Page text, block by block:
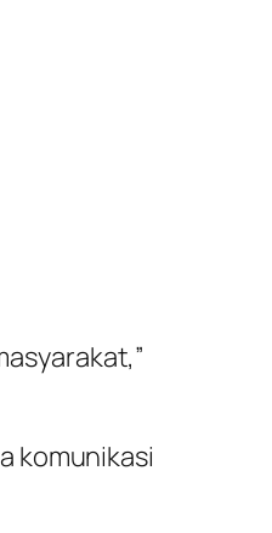
komunikasi